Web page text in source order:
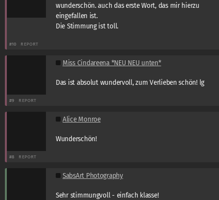
wunderschön. auch das erste Wort, das mir hierzu
eingefallen ist.
Die Stimmung ist toll.
#10 REPORT
Miss Cindareena *NEU NEU unten*
Das ist absolut wundervoll, zum Verlieben schön! lg
#9 REPORT
Alice Monroe
Wunderschön!
#8 REPORT
SabsArt Photography
Sehr stimmungvoll - einfach klasse!